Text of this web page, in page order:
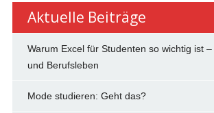
Aktuelle Beiträge
Warum Excel für Studenten so wichtig ist
und Berufsleben
Mode studieren: Geht das?